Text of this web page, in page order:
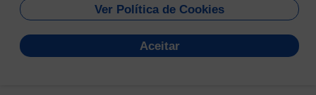
Ver Política de Cookies
Aceitar
Universidade Federal do
Tocantins
Todo conteúdo do site está publicado sob a licençaCreative